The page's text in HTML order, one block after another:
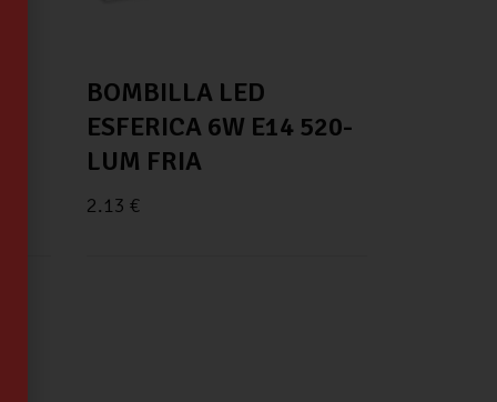
BOMBILLA LED
ESFERICA 6W E14 520-
LUM FRIA
2.13 €